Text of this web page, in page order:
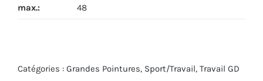
max.: 48
Catégories : Grandes Pointures, Sport/Travail, Travail GD